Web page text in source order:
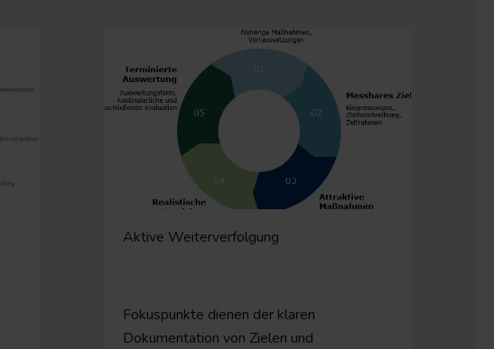
Aktive Weiterverfolgung
Fokuspunkte dienen der klaren
Dokumentation von Zielen und